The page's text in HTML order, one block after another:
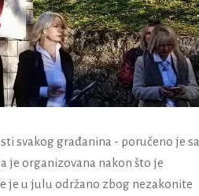
svakog građanina - poručeno je sa
je organizovana nakon što je
je u julu održano zbog nezakonite